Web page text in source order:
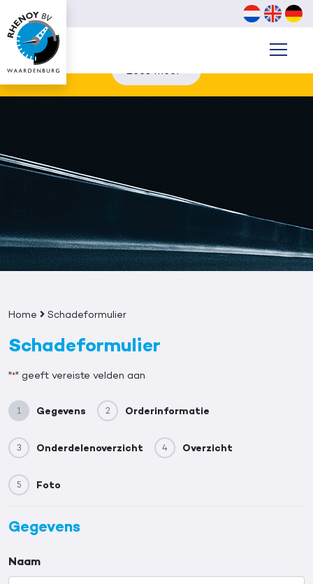
Contanten van €3000,- of meer? betaal digitaal. (biljetten
van €200 & €500 kunnen wij niet aannemen)
Home Schadeformulier
Schadeformulier
"*" geeft vereiste velden aan
1 Gegevens 2 Orderinformatie
3 Onderdelenoverzicht 4 Overzicht
5 Foto
Gegevens
Naam